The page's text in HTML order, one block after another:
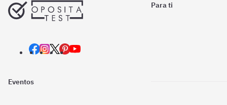
Para ti
Eventos